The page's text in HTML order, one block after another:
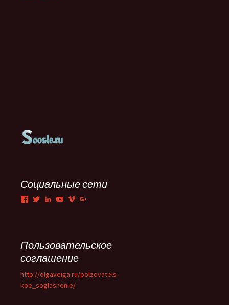
Социальные сети
Facebook
TwitterLinkedIn
YouTube
Vimeo
Пользовательское
соглашение
http://olgaveiga.ru/polzovatels
koe_soglashenie/